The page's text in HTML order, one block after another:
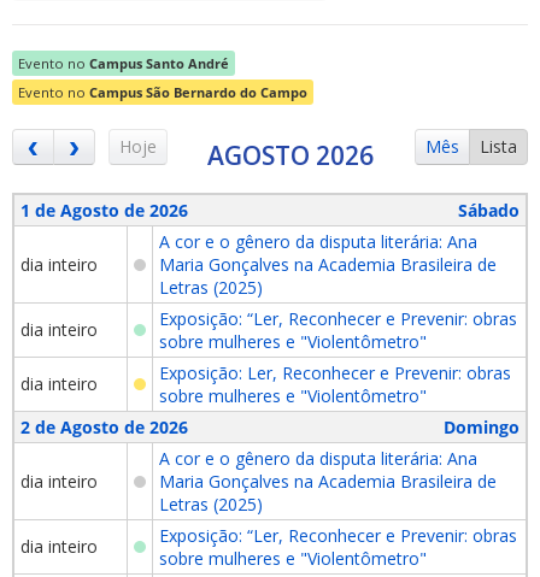
Evento no Campus Santo André
Evento no Campus São Bernardo do Campo
Hoje Mês Lista
AGOSTO 2026
1 de Agosto de 2026 Sábado
dia inteiro
A cor e o gênero da disputa literária: Ana
Maria Gonçalves na Academia Brasileira de
Letras (2025)
dia inteiro
Exposição: “Ler, Reconhecer e Prevenir: obras
sobre mulheres e "Violentômetro"
dia inteiro
Exposição: Ler, Reconhecer e Prevenir: obras
sobre mulheres e "Violentômetro"
2 de Agosto de 2026
Domingo
dia inteiro
A cor e o gênero da disputa literária: Ana
Maria Gonçalves na Academia Brasileira de
Letras (2025)
dia inteiro
Exposição: “Ler, Reconhecer e Prevenir: obras
sobre mulheres e "Violentômetro"